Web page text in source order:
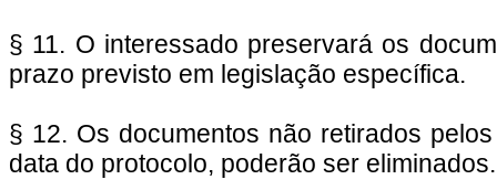
§ 11. O interessado preservará os
prazo previsto em legislação específica.
§ 12. Os documentos não retirados
data do protocolo, poderão ser eliminados.